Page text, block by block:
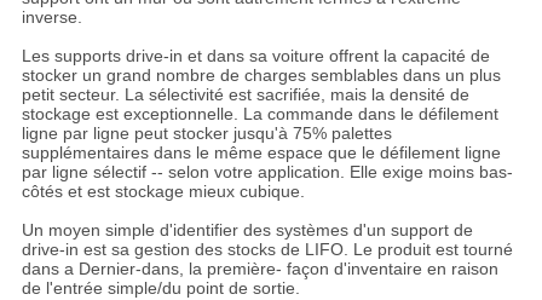
inverse.
Les supports drive-in et dans sa voiture offrent la capacité de
stocker un grand nombre de charges semblables dans un plus
petit secteur. La sélectivité est sacrifiée, mais la densité de
stockage est exceptionnelle. La commande dans le défilement
ligne par ligne peut stocker jusqu'à 75% palettes
supplémentaires dans le même espace que le défilement ligne
par ligne sélectif -- selon votre application. Elle exige moins bas-
côtés et est stockage mieux cubique.
Un moyen simple d'identifier des systèmes d'un support de
drive-in est sa gestion des stocks de LIFO. Le produit est tourné
dans a Dernier-dans, la première- façon d'inventaire en raison
de l'entrée simple/du point de sortie.